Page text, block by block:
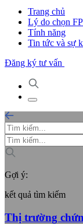
Trang chủ
Lý do chọn
Tính năng
Tin tức và sự
Đăng ký tư vấn
Gợi ý:
kết quả tìm kiếm
Thị trường